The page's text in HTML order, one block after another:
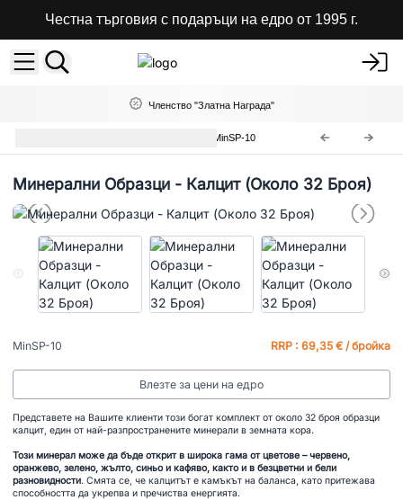
Честна търговия с подаръци на едро от 1995 г.
Членство "Златна Награда"
MinSP-10
Минерални Образци - Калцит (Около 32 Броя)
MinSP-10 RRP : 69,35 € / бройка
Влезте за цени на едро
Представете на Вашите клиенти този богат комплект от около 32 броя образци
калцит, един от най-разпространените минерали в земната кора.
Този минерал може да бъде открит в широка гама от цветове – червено,
оранжево, зелено, жълто, синьо и кафяво, както и в безцветни и бели
разновидности. Смята се, че калцитът е камъкът на баланса, като притежава
способността да укрепва и пречиства енергията.